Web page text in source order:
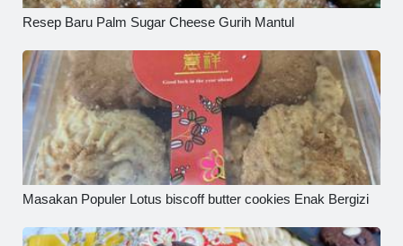
Resep Baru Palm Sugar Cheese Gurih Mantul
Masakan Populer Lotus biscoff butter cookies Enak Bergizi